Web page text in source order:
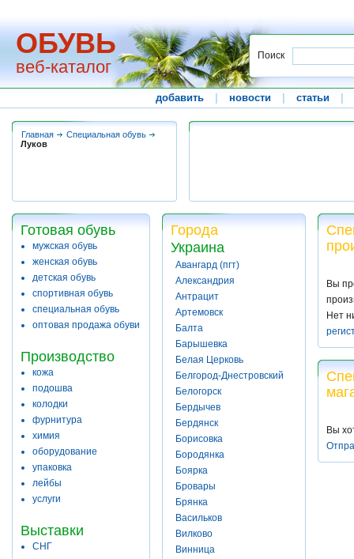
ОБУВЬ
веб-каталог
Поиск
добавить новости статьи
Главная
Специальная обувь
Луков
Готовая обувь
мужская обувь
женская обувь
детская обувь
спортивная обувь
специальная обувь
оптовая продажа обуви
Производство
кожа
подошва
колодки
фурнитура
химия
оборудование
упаковка
лейбы
услуги
Выставки
СНГ
Города
Украина
Авангард (пгт)
Александрия
Антрацит
Артемовск
Балта
Барышевка
Белая Церковь
Белгород-Днестровский
Белогорск
Бердычев
Бердянск
Борисовка
Бородянка
Боярка
Бровары
Брянка
Васильков
Вилково
Винница
Вы
Нет
Вы